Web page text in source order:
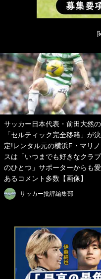
サッカー日本代表・前田大然の
「セルティック完全移籍」が決
定!レンタル元の横浜F・マリノ
スは「いつまでも好きなクラブ
のひとつ」サポーターからも愛
あるコメント多数【画像】
サッカー批評編集部